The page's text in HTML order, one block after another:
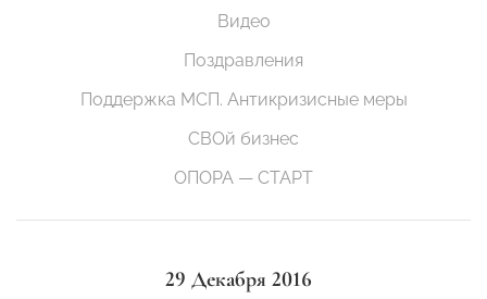
Видео
Поздравления
Поддержка МСП. Антикризисные меры
СВОй бизнес
ОПОРА — СТАРТ
29 Декабря 2016